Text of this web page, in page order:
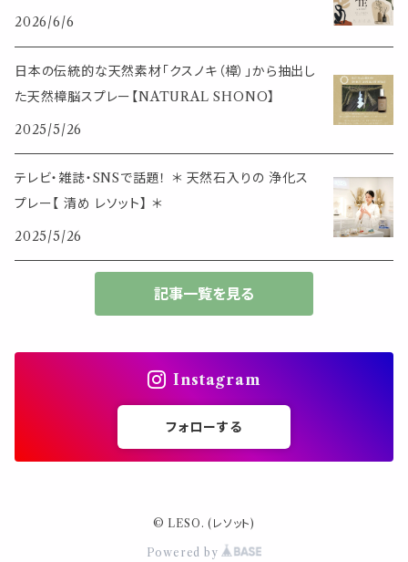
ミニサイズ
大きめサイズ
50個以上の大容量
ダブルクリップ・その他
筆記用具
スマホアイテム
生活アイテム
ブレスレット
その他
2026/6/6
日本の伝統的な天然素材「クスノキ（樟）」から抽出し
た天然樟脳スプレー【NATURAL SHONO】
2025/5/26
テレビ・雑誌・SNSで話題！ ＊ 天然石入りの 浄化ス
プレー【 清め レソット】 ＊
2025/5/26
記事一覧を見る
Instagram
フォローする
© LESO. (レソット)
Powered by